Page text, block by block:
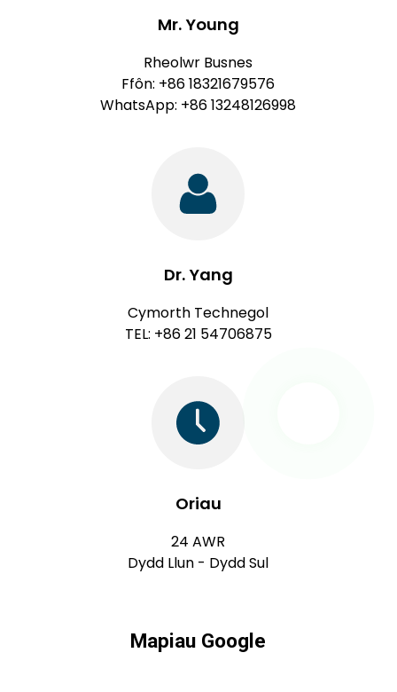
Mr. Young
Rheolwr Busnes
Ffôn: +86 18321679576
WhatsApp: +86 13248126998
Dr. Yang
Cymorth Technegol
TEL: +86 21 54706875
Oriau
24 AWR
Dydd Llun - Dydd Sul
Mapiau Google